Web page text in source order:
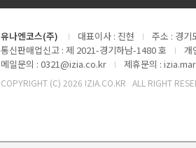
유나엔코스(주) 대표이사 : 진현 주소 : 경기
통신판매업신고 : 제 2021-경기하남-1480 호
개
메일문의 : 0321@izia.co.kr
제휴문의 :
COPYRIGHT (C) 2026 IZIA.CO.KR ALL RIGHT